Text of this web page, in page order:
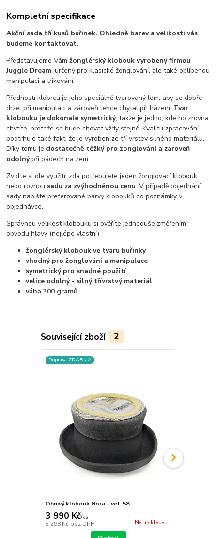
Kompletní specifikace
Akční sada tří kusů buřinek. Ohledně barev a velikosti vás
budeme kontaktovat.
Představujeme Vámžonglérský klobouk vyrobený firmou
Juggle Dream, určený pro klasické žonglování, ale také oblíbenou
manipulaci a trikování.
Předností klóbrcu je jeho speciálně tvarovaný lem, aby se dobře
držel při manipulaci a zároveň lehce chytal při házení. Tvar
klobouku je dokonale symetrický, takže je jedno, kde ho zrovna
chytíte, protože se bude chovat vždy stejně. Kvalitu zpracování
podtrhuje také fakt, že je vyroben ze tří vrstev silného materiálu.
Díky tomu je dostatečně těžký pro žonglování a zároveň
odolnýpři pádech na zem.
Zvolte si dle využití, zda potřebujete jeden žonglovací klobouk
nebo rovnou sadu za zvýhodněnou cenu. V případě objednání
sady napište preferované barvy klobouků do poznámky v
objednávce.
Správnou velikost klobouku si ověříte jednoduše změřením
obvodu hlavy (nejlépe vlastní).
žonglérský klobouk ve tvaru buřinky
vhodný pro žonglování a manipulace
symetrický pro snadné použití
velice odolný - silný třívrstvý materiál
váha 300 gramů
Související zboží 2
Doprava ZDARMA
Ohnivý klobouk Gora - vel. 58
3 990 Kč/ks
3 298 Kč bez DPH Není skladem